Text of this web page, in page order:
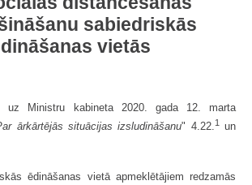
sabiedriskās
vietās
uz Ministru kabineta 2020. gada 12. marta
ārkārtējās situācijas izsludināšanu" 4.22.1un
ēdināšanas vietā apmeklētājiem redzamās